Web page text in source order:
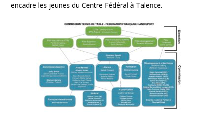
encadre les jeunes du Centre Fédéral à Talence.